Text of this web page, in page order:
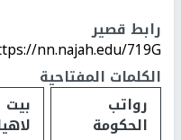
رابط قصير
nn.najah.edu/719G/
الكلمات المفتاحية
رواتب
الحكومة
بيت